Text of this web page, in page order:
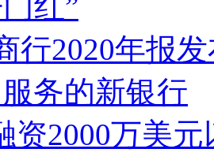
行2020年报